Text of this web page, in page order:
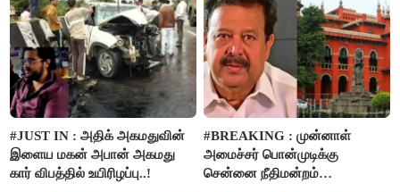
#JUST IN : அதிக் அகமதுவின்
இளைய மகன் அபான் அகமது
கார் விபத்தில் உயிரிழப்பு..!
#BREAKING : முன்னாள்
அமைச்சர் பொன்முடிக்கு
சென்னை நீதிமன்றம்